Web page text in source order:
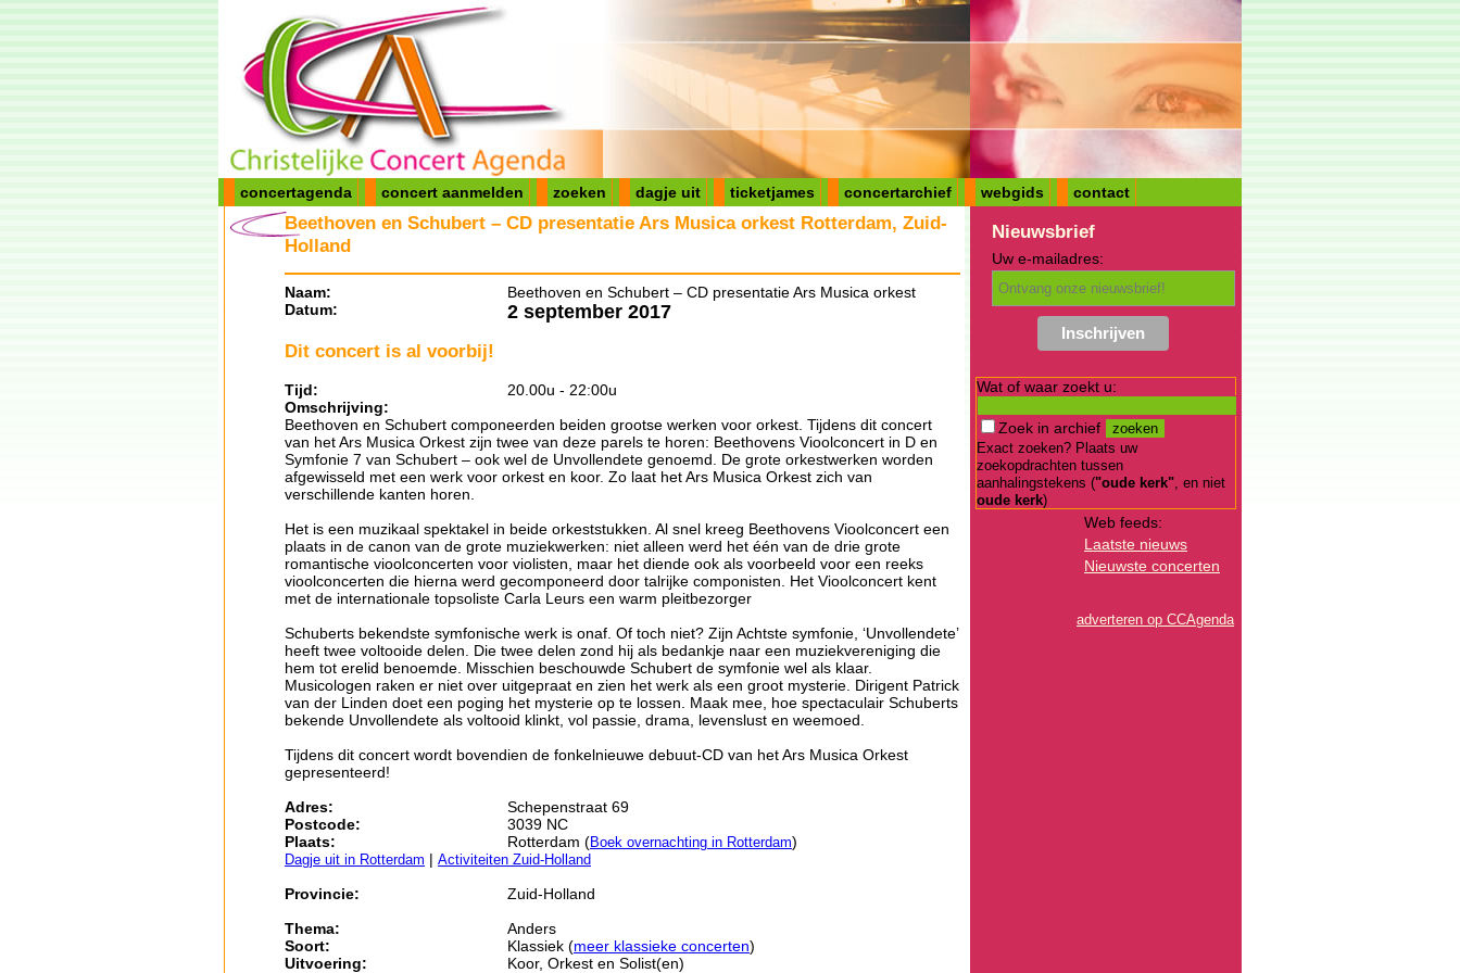
concertagenda concert aanmelden zoeken dagje uit ticketjames concertarchief webgids contact
Beethoven en Schubert – CD presentatie Ars Musica orkest Rotterdam, Zuid-
Holland
Naam:
Beethoven en Schubert – CD presentatie Ars Musica orkest
Datum:
2 september 2017
Dit concert is al voorbij!
Tijd:
20.00u - 22:00u
Omschrijving:
Beethoven en Schubert componeerden beiden grootse werken voor orkest. Tijdens dit concert
van het Ars Musica Orkest zijn twee van deze parels te horen: Beethovens Vioolconcert in D en
Symfonie 7 van Schubert – ook wel de Unvollendete genoemd. De grote orkestwerken worden
afgewisseld met een werk voor orkest en koor. Zo laat het Ars Musica Orkest zich van
verschillende kanten horen.
Het is een muzikaal spektakel in beide orkeststukken. Al snel kreeg Beethovens Vioolconcert een
plaats in de canon van de grote muziekwerken: niet alleen werd het één van de drie grote
romantische vioolconcerten voor violisten, maar het diende ook als voorbeeld voor een reeks
vioolconcerten die hierna werd gecomponeerd door talrijke componisten. Het Vioolconcert kent
met de internationale topsoliste Carla Leurs een warm pleitbezorger
Schuberts bekendste symfonische werk is onaf. Of toch niet? Zijn Achtste symfonie, ‘Unvollendete’
heeft twee voltooide delen. Die twee delen zond hij als bedankje naar een muziekvereniging die
hem tot erelid benoemde. Misschien beschouwde Schubert de symfonie wel als klaar.
Musicologen raken er niet over uitgepraat en zien het werk als een groot mysterie. Dirigent Patrick
van der Linden doet een poging het mysterie op te lossen. Maak mee, hoe spectaculair Schuberts
bekende Unvollendete als voltooid klinkt, vol passie, drama, levenslust en weemoed.
Tijdens dit concert wordt bovendien de fonkelnieuwe debuut-CD van het Ars Musica Orkest
gepresenteerd!
Adres:
Schepenstraat 69
Postcode:
3039 NC
Plaats:
Rotterdam (Boek overnachting in Rotterdam)
Dagje uit in Rotterdam | Activiteiten Zuid-Holland
Provincie:
Zuid-Holland
Thema:
Anders
Soort:
Klassiek (meer klassieke concerten)
Uitvoering:
Koor, Orkest en Solist(en)
Nieuwsbrief
Uw e-mailadres:
Wat of waar zoekt u:
Zoek in archief
Exact zoeken? Plaats uw
zoekopdrachten tussen
aanhalingstekens ("oude kerk", en niet
oude kerk)
Web feeds:
Laatste nieuws
Nieuwste concerten
adverteren op CCAgenda